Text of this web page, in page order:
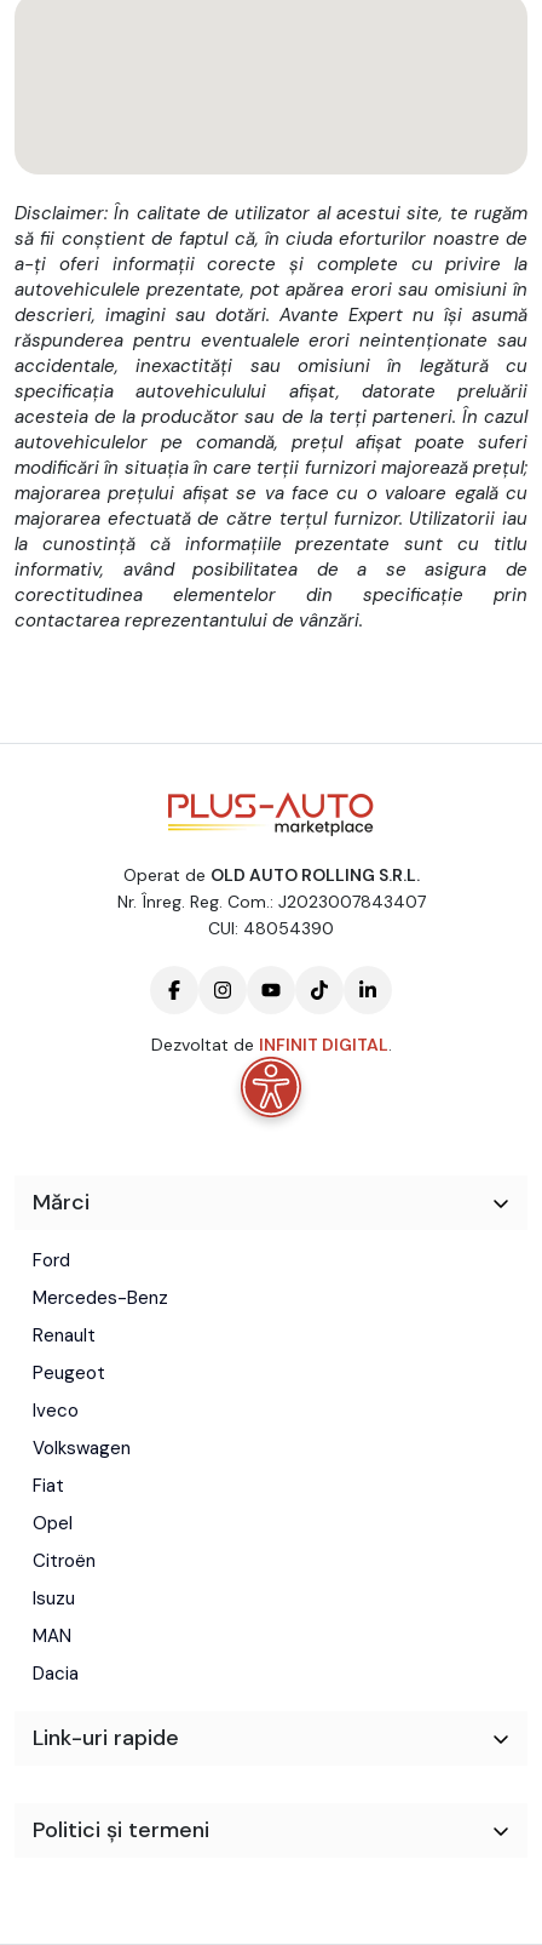
Spațiu Încărcare (Interior):
Lățime: ~1.73 mm
Volum: 12 mc
Principalele dotari(selectie):
- Aer conditionat
- Scaun cu suspensie reglabia
- Punte dubla
- Radio cu port USB si bluetooth
- Comenzi multimedia pe coloana de directie
- Servodirectie cu functie City
- Senzori de parcare anteriori si posteriori
- Coloana directie reglabila pe inaltime
- Torpedou cu sistem de racire
- Geamuri cu actionare electrica
- Computer de bord
- Bancheta anterioara pentru 2 pasageri
Disclaimer: În calitate de utilizator al acestui site, te rugăm
să fii conștient de faptul că, în ciuda eforturilor noastre de
a-ți oferi informații corecte și complete cu privire la
autovehiculele prezentate, pot apărea erori sau omisiuni în
descrieri, imagini sau dotări. Avante Expert nu își asumă
răspunderea pentru eventualele erori neintenționate sau
accidentale, inexactități sau omisiuni în legătură cu
specificația autovehiculului afișat, datorate preluării
acesteia de la producător sau de la terți parteneri. În cazul
autovehiculelor pe comandă, prețul afișat poate suferi
modificări în situația în care terții furnizori majorează prețul;
majorarea prețului afișat se va face cu o valoare egală cu
majorarea efectuată de către terțul furnizor. Utilizatorii iau
la cunostință că informațiile prezentate sunt cu titlu
informativ, având posibilitatea de a se asigura de
corectitudinea elementelor din specificație prin
contactarea reprezentantului de vânzări.
Operat de OLD AUTO ROLLING S.R.L.
Nr. Înreg. Reg. Com.: J2023007843407
CUI: 48054390
Dezvoltat de INFINIT DIGITAL.
Mărci
Ford
Mercedes-Benz
Renault
Peugeot
Iveco
Volkswagen
Fiat
Opel
Citroën
Isuzu
MAN
Dacia
Link-uri rapide
Politici și termeni